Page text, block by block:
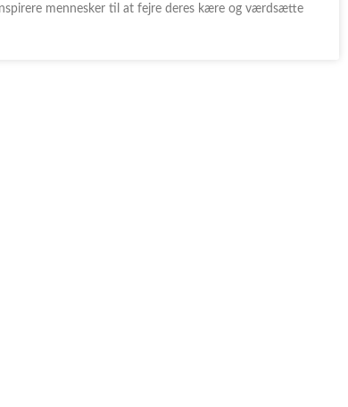
mennesker til at fejre deres kære og værdsætte